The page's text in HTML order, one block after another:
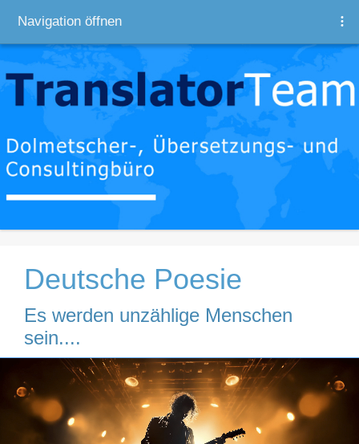
Navigation öffnen
Deutsche Poesie
Es werden unzählige Menschen
sein....